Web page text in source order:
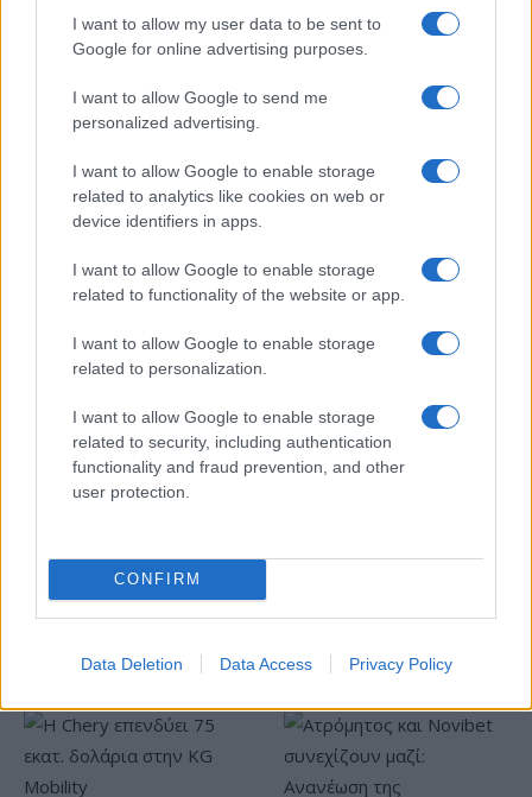
I want to allow my user data to be sent to
Google for online advertising purposes.
I want to allow Google to send me
personalized advertising.
I want to allow Google to enable storage
related to analytics like cookies on web or
device identifiers in apps.
I want to allow Google to enable storage
related to functionality of the website or app.
I want to allow Google to enable storage
related to personalization.
I want to allow Google to enable storage
related to security, including authentication
functionality and fraud prevention, and other
user protection.
CONFIRM
Data Deletion Data Access Privacy Policy
του WNBA (vids)
Ταχύτερα και αυστηρότερα: Το νέο ψηφιακό καθεστώς της
ΑΑΔΕ για τα ανασφάλιστα οχήματα
Όμιλος ΔΕΗ: Νέα συμφωνία
για χαρτοφυλάκιο έργων
ΑΠΕ άνω των 2 GW σε
Πολωνία και Ουγγαρία
Kατάθεση αιτήσεων
ανεξάρτητα από το
τελευταίο ψηφίο του ΑΦΜ
αποδοτικότητας